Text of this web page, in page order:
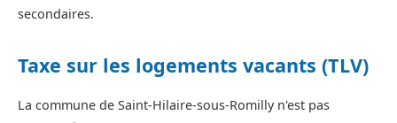
secondaires.
Taxe sur les logements vacants (TLV)
La commune de Saint-Hilaire-sous-Romilly n'est pas